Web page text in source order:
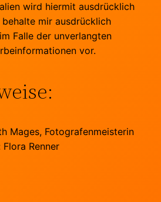
wird hiermit ausdrücklich
mir ausdrücklich
Falle der unverlangten
vor.
Mages, Fotografenmeisterin
Renner